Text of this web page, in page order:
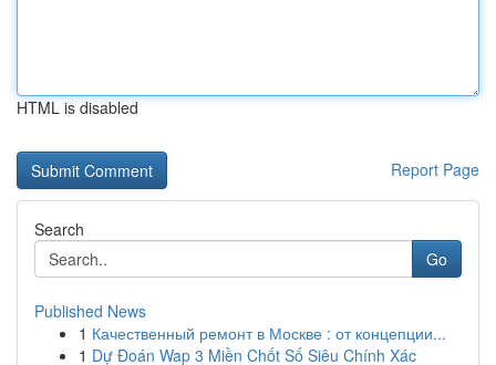
HTML is disabled
Report Page
Search
Go
Published News
1 Качественный ремонт в Москве : от концепции...
1 Dự Đoán Wap 3 Miền Chốt Số Siêu Chính Xác